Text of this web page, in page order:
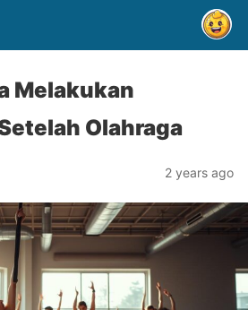
Melakukan
Olahraga
2 years ago